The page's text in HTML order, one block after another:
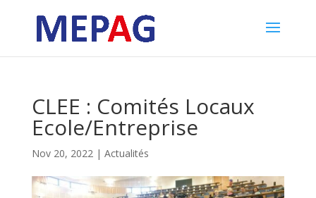
CLEE : Comités Locaux
Ecole/Entreprise
Nov 20, 2022| Actualités